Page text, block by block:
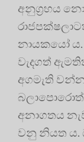
අනුග්‍රහය
නායකයෝ ය.
වැදගත්
අගමැති
අනාගතය
වනු නියත ය.